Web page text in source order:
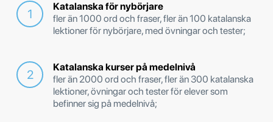
Katalanska för nybörjare
fler än 1000 ord och fraser, fler än 100 katalanska
lektioner för nybörjare, med övningar och tester;
Katalanska kurser på medelnivå
fler än 2000 ord och fraser, fler än 300 katalanska
lektioner, övningar och tester för elever som
befinner sig på medelnivå;